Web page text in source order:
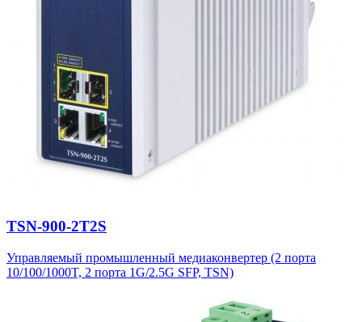
TSN-900-2T2S
Управляемый промышленный медиаконвертер (2 порта
10/100/1000T, 2 порта 1G/2.5G SFP, TSN)